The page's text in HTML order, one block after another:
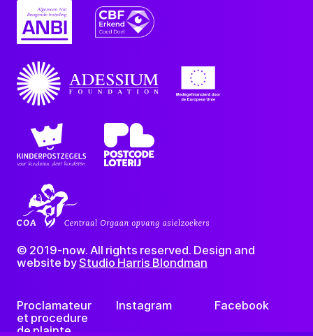
Proclamateur
et procedure
de plainte
Instagram Facebook
© 2019-now. All rights reserved. Design and
website byStudio Harris Blondman